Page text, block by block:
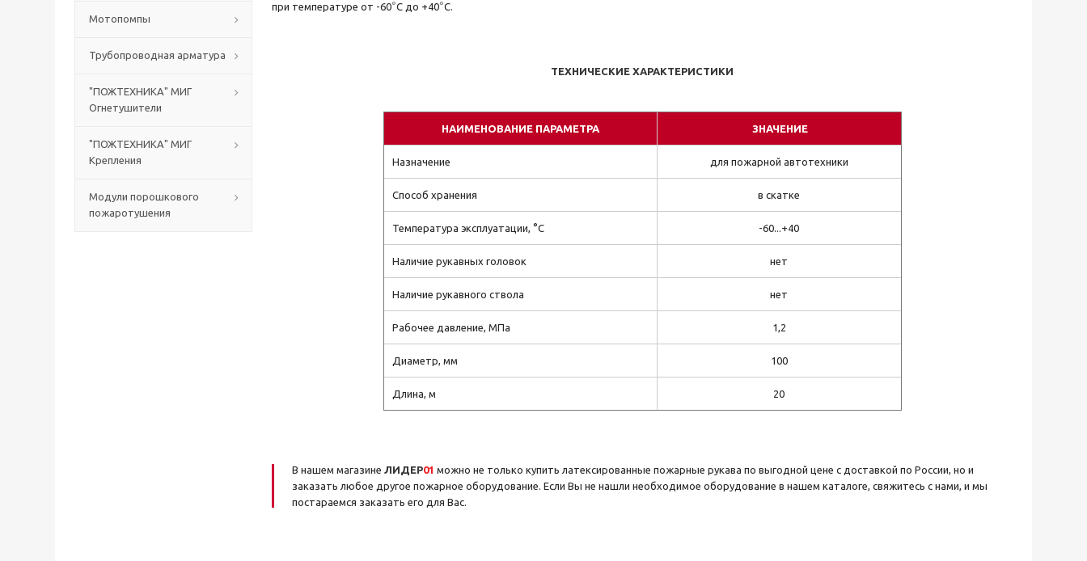
Мотопомпы
Трубопроводная арматура
"ПОЖТЕХНИКА" МИГ
Огнетушители
"ПОЖТЕХНИКА" МИГ
Крепления
Модули порошкового
пожаротушения
при температуре от -60°C до +40°C.
ТЕХНИЧЕСКИЕ ХАРАКТЕРИСТИКИ
НАИМЕНОВАНИЕ ПАРАМЕТРА ЗНАЧЕНИЕ
Назначение для пожарной автотехники
Способ хранения в скатке
Температура эксплуатации, °C -60...+40
Наличие рукавных головок нет
Наличие рукавного ствола нет
Рабочее давление, МПа 1,2
Диаметр, мм 100
Длина, м 20
В нашем магазине ЛИДЕР01 можно не только купить латексированные пожарные рукава по выгодной цене с доставкой по России, но и
заказать любое другое пожарное оборудование. Если Вы не нашли необходимое оборудование в нашем каталоге, свяжитесь с нами, и мы
постараемся заказать его для Вас.